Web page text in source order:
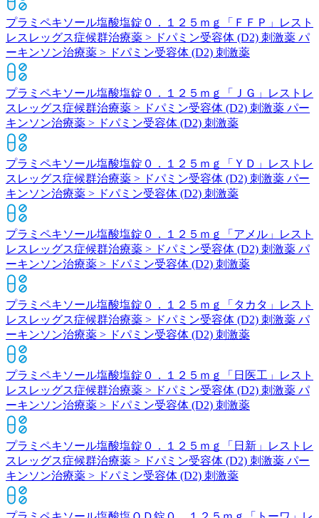
プラミペキソール塩酸塩錠０．１２５ｍｇ「ＦＦＰ」
レスト
レスレッグス症候群治療薬 > ドパミン受容体 (D2) 刺激薬 パ
ーキンソン治療薬 > ドパミン受容体 (D2) 刺激薬
プラミペキソール塩酸塩錠０．１２５ｍｇ「ＪＧ」
レストレ
スレッグス症候群治療薬 > ドパミン受容体 (D2) 刺激薬 パー
キンソン治療薬 > ドパミン受容体 (D2) 刺激薬
プラミペキソール塩酸塩錠０．１２５ｍｇ「ＹＤ」
レストレ
スレッグス症候群治療薬 > ドパミン受容体 (D2) 刺激薬 パー
キンソン治療薬 > ドパミン受容体 (D2) 刺激薬
プラミペキソール塩酸塩錠０．１２５ｍｇ「アメル」
レスト
レスレッグス症候群治療薬 > ドパミン受容体 (D2) 刺激薬 パ
ーキンソン治療薬 > ドパミン受容体 (D2) 刺激薬
プラミペキソール塩酸塩錠０．１２５ｍｇ「タカタ」
レスト
レスレッグス症候群治療薬 > ドパミン受容体 (D2) 刺激薬 パ
ーキンソン治療薬 > ドパミン受容体 (D2) 刺激薬
プラミペキソール塩酸塩錠０．１２５ｍｇ「日医工」
レスト
レスレッグス症候群治療薬 > ドパミン受容体 (D2) 刺激薬 パ
ーキンソン治療薬 > ドパミン受容体 (D2) 刺激薬
プラミペキソール塩酸塩錠０．１２５ｍｇ「日新」
レストレ
スレッグス症候群治療薬 > ドパミン受容体 (D2) 刺激薬 パー
キンソン治療薬 > ドパミン受容体 (D2) 刺激薬